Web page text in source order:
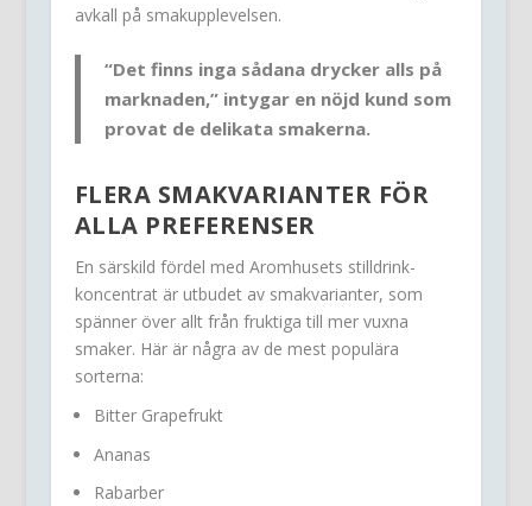
avkall på smakupplevelsen.
“Det finns inga sådana drycker alls på
marknaden,” intygar en nöjd kund som
provat de delikata smakerna.
FLERA SMAKVARIANTER FÖR
ALLA PREFERENSER
En särskild fördel med Aromhusets stilldrink-
koncentrat är utbudet av smakvarianter, som
spänner över allt från fruktiga till mer vuxna
smaker. Här är några av de mest populära
sorterna:
Bitter Grapefrukt
Ananas
Rabarber